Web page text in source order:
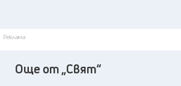
Реклама
Още от „Свят“